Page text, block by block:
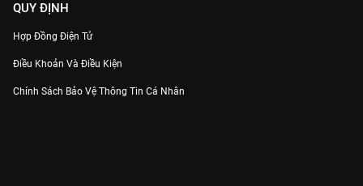
QUY ĐỊNH
Hợp Đồng Điện Tử
Điều Khoản Và Điều Kiện
Chính Sách Bảo Vệ Thông Tin Cá Nhân